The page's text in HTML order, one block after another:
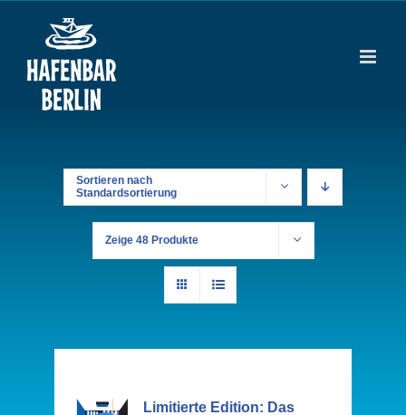
springen
Sortieren nach
Standardsortierung
Zeige 48 Produkte
Limitierte Edition: Das